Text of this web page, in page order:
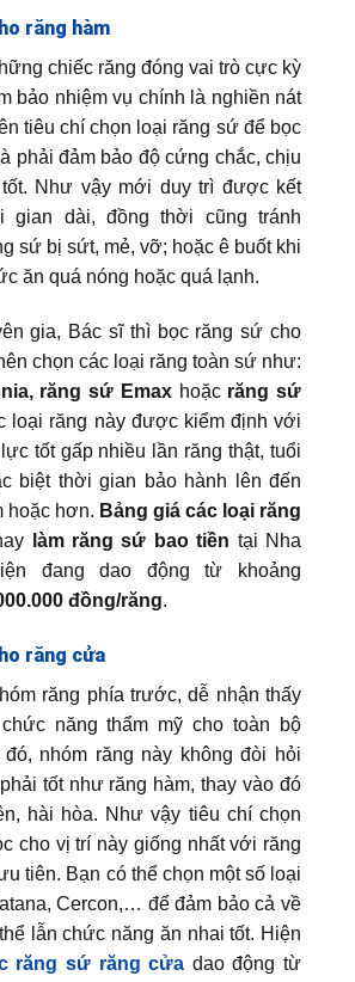
răng hàm
chiếc răng đóng vai trò cực kỳ
bảo nhiệm vụ chính là nghiền nát
tiêu chí chọn loại răng sứ để bọc
phải đảm bảo độ cứng chắc, chịu
Như vậy mới duy trì được kết
gian dài, đồng thời cũng tránh
sứ bị sứt, mẻ, vỡ; hoặc ê buốt khi
ăn quá nóng hoặc quá lạnh.
gia, Bác sĩ thì bọc răng sứ cho
chọn các loại răng toàn sứ như:
răng sứ Emaxhoặc răng sứ
loại răng này được kiểm định với
tốt gấp nhiều lần răng thật, tuổi
biệt thời gian bảo hành lên đến
hoặc hơn. Bảng giá các loại răng
làm răng sứ bao tiền tại Nha
đang dao động từ khoảng
đồng/răng.
răng cửa
răng phía trước, dễ nhận thấy
năng thẩm mỹ cho toàn bộ
nhóm răng này không đòi hỏi
tốt như răng hàm, thay vào đó
hài hòa. Như vậy tiêu chí chọn
cho vị trí này giống nhất với răng
tiên. Bạn có thể chọn một số loại
Cercon,… để đảm bảo cả về
lẫn chức năng ăn nhai tốt. Hiện
răng sứ răng cửa dao động từ